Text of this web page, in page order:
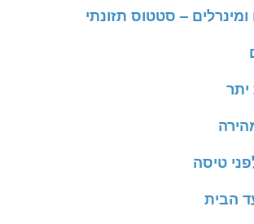
ומינרלים – סטטוס תזונתי
יתר
טיסה
הבית